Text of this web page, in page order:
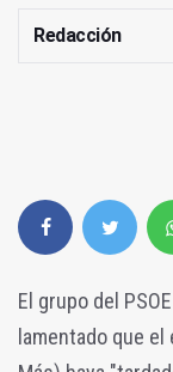
Redacción
El grupo del
lamentado que